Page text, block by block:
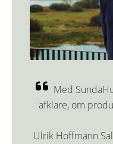
Med
afklare, om
Ulrik Hoffmann